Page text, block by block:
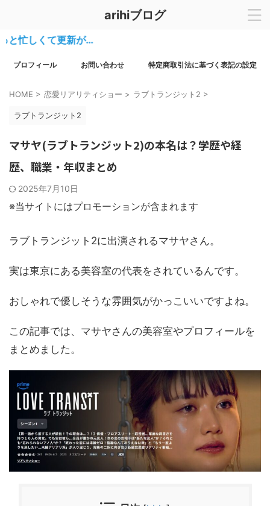
arihiブログ
くて更新が…
プロフィール お問い合わせ 特定商取引法に基づく表記の設定
HOME > 恋愛リアリティショー > ラブトランジット2 >
ラブトランジット2
マサヤ(ラブトランジット2)の本名は？学歴や経
歴、職業・年収まとめ
2025年7月10日
※当サイトにはプロモーションが含まれます
ラブトランジット2に出演されるマサヤさん。
実は東京にある美容室の代表をされているんです。
おしゃれで優しそうな雰囲気がかっこいいですよね。
この記事では、マサヤさんの美容室やプロフィールを
まとめました。